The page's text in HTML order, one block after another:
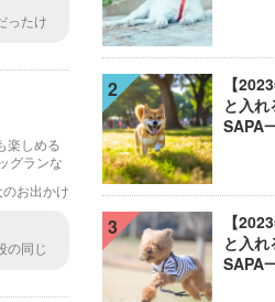
ったけ
楽しめる
グランな
のお出かけ
の同じ
2
【
と入
SAPA
3
【
と入
SAPA